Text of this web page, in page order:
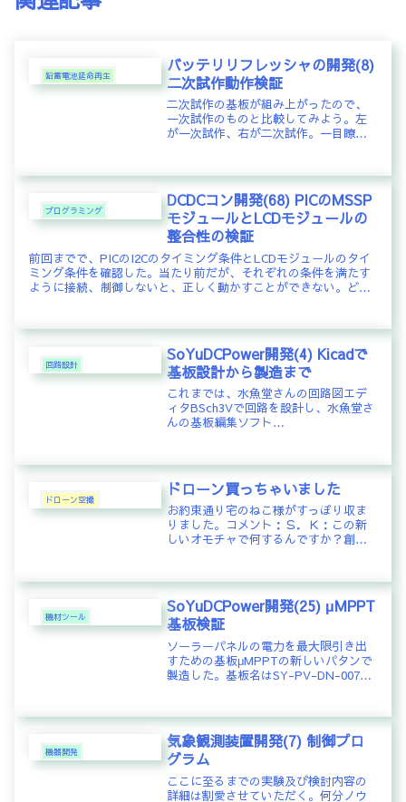
鉛蓄電池延命再生
バッテリリフレッシャの開発(8)
二次試作動作検証
二次試作の基板が組み上がったので、
一次試作のものと比較してみよう。左
が一次試作、右が二次試作。一目瞭
見えないので、あまり意味はないので
あるが。。。。基板好きにはたまらな
いもの...
プログラミング
DCDCコン開発(68) PICのMSSP
モジュールとLCDモジュールの
整合性の検証
前回までで、PICのI2Cのタイミング条件とLCDモジュールのタイ
ミング条件を確認した。当たり前だが、それぞれの条件を満たす
ように接続、制御しないと、正しく動かすことができない。どこ
回路設計
SoYuDCPower開発(4) Kicadで
基板設計から製造まで
これまでは、水魚堂さんの回路図エデ
ィタBSch3Vで回路を設計し、水魚堂さ
んの基板編集ソフト
トリストでさくっと引き渡すことがで
きないので、自分で基板設計の...
ドローン空撮
ドローン買っちゃいました
お約束通り宅のねこ様がすっぽり収ま
りました。コメント：Ｓ．Ｋ：この新
しいオモチャで何するんですか？創結
てねーＭ．Ｉ：撮ってもいぃよーww創
結マスター：屋外ライブやるんか
い？...
機材ツール
SoYuDCPower開発(25) μMPPT
基板検証
ソーラーパネルの電力を最大限引き出
すための基板μMPPTの新しいパタンで
製造した。基板名はSY-PV-DN-007。
に入手した赤外線サーモグラフィカメ
ラで基板上の部品温度...
機器開発
気象観測装置開発(7) 制御プロ
グラム
ここに至るまでの実験及び検討内容の
詳細は割愛させていただく。何分ノウ